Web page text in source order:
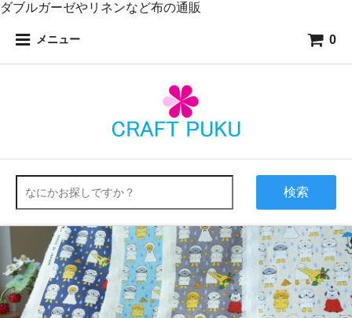
ダブルガーゼやリネンなど布の通販
メニュー 0
検索